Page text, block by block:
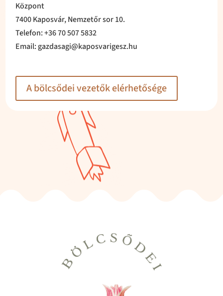
Központ
7400 Kaposvár, Nemzetőr sor 10.
Telefon: +36 70 507 5832​
Email: gazdasagi@kaposvarigesz.hu
A bölcsődei vezetők elérhetősége